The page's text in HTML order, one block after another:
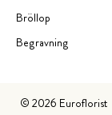
Bröllop
Begravning
© 2026 Euroflorist